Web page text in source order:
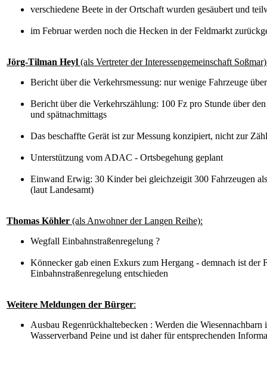
verschiedene Beete in der Ortschaft wurden gesäubert und
im Februar werden noch die Hecken in der Feldmarkt
Jörg-Tilman Heyl (als Vertreter der Interessengemeinschaft
Bericht über die Verkehrsmessung: nur wenige Fahrzeuge
Bericht über die Verkehrszählung: 100 Fz pro Stunde über
und spätnachmittags
Das beschaffte Gerät ist zur Messung konzipiert, nicht zur
Unterstützung vom ADAC - Ortsbegehung geplant
Einwand Erwig: 30 Kinder bei gleichzeigit 300 Fahrzeugen
(laut Landesamt)
Thomas Köhler (als Anwohner der Langen Reihe):
Wegfall Einbahnstraßenregelung ?
Könnecker gab einen Exkurs zum Hergang - demnach ist
Einbahnstraßenregelung entschieden
Weitere Meldungen der Bürger:
Ausbau Regenrückhaltebecken : Werden die
Wasserverband Peine und ist daher für entsprechenden